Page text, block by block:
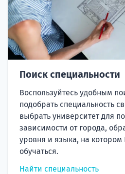
Поиск специальности
Воспользуйтесь удобным
подобрать специальность
выбрать университет для
зависимости от города,
уровня и языка, на
обучаться.
Найти специальность